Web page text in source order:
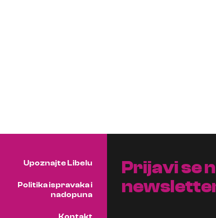
Upoznajte Libelu
Politika ispravaka i
nadopuna
Prijavi se